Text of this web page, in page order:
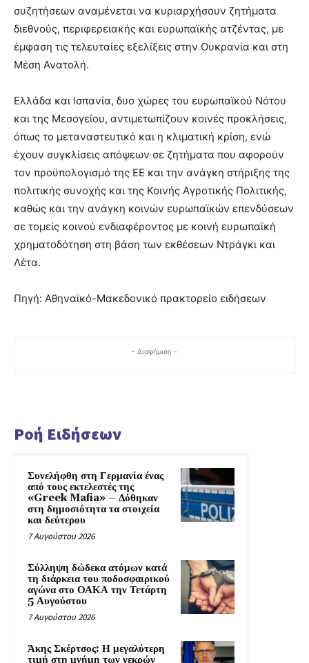
συζητήσεων αναμένεται να κυριαρχήσουν ζητήματα
διεθνούς, περιφερειακής και ευρωπαϊκής ατζέντας, με
έμφαση τις τελευταίες εξελίξεις στην Ουκρανία και στη
Μέση Ανατολή.
Ελλάδα και Ισπανία, δυο χώρες του ευρωπαϊκού Νότου
και της Μεσογείου, αντιμετωπίζουν κοινές προκλήσεις,
όπως το μεταναστευτικό και η κλιματική κρίση, ενώ
έχουν συγκλίσεις απόψεων σε ζητήματα που αφορούν
τον προϋπολογισμό της ΕΕ και την ανάγκη στήριξης της
πολιτικής συνοχής και της Κοινής Αγροτικής Πολιτικής,
καθώς και την ανάγκη κοινών ευρωπαϊκών επενδύσεων
σε τομείς κοινού ενδιαφέροντος με κοινή ευρωπαϊκή
χρηματοδότηση στη βάση των εκθέσεων Ντράγκι και
Λέτα.
Πηγή: Αθηναϊκό-Μακεδονικό πρακτορείο ειδήσεων
- Διαφήμιση -
Ροή Ειδήσεων
Συνελήφθη στη Γερμανία ένας
από τους εκτελεστές της
«Greek Mafia» – Δόθηκαν
στη δημοσιότητα τα στοιχεία
και δεύτερου
7 Αυγούστου 2026
Σύλληψη δώδεκα ατόμων κατά
τη διάρκεια του ποδοσφαιρικού
αγώνα στο ΟΑΚΑ την Τετάρτη
5 Αυγούστου
7 Αυγούστου 2026
Άκης Σκέρτσος: Η μεγαλύτερη
τιμή στη μνήμη των νεκρών